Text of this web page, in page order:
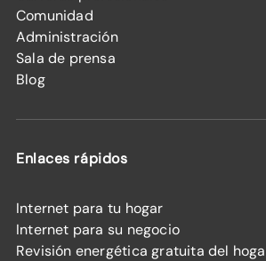
Comunidad
Administración
Sala de prensa
Blog
Enlaces rápidos
Internet para tu hogar
Internet para su negocio
Revisión energética gratuita del